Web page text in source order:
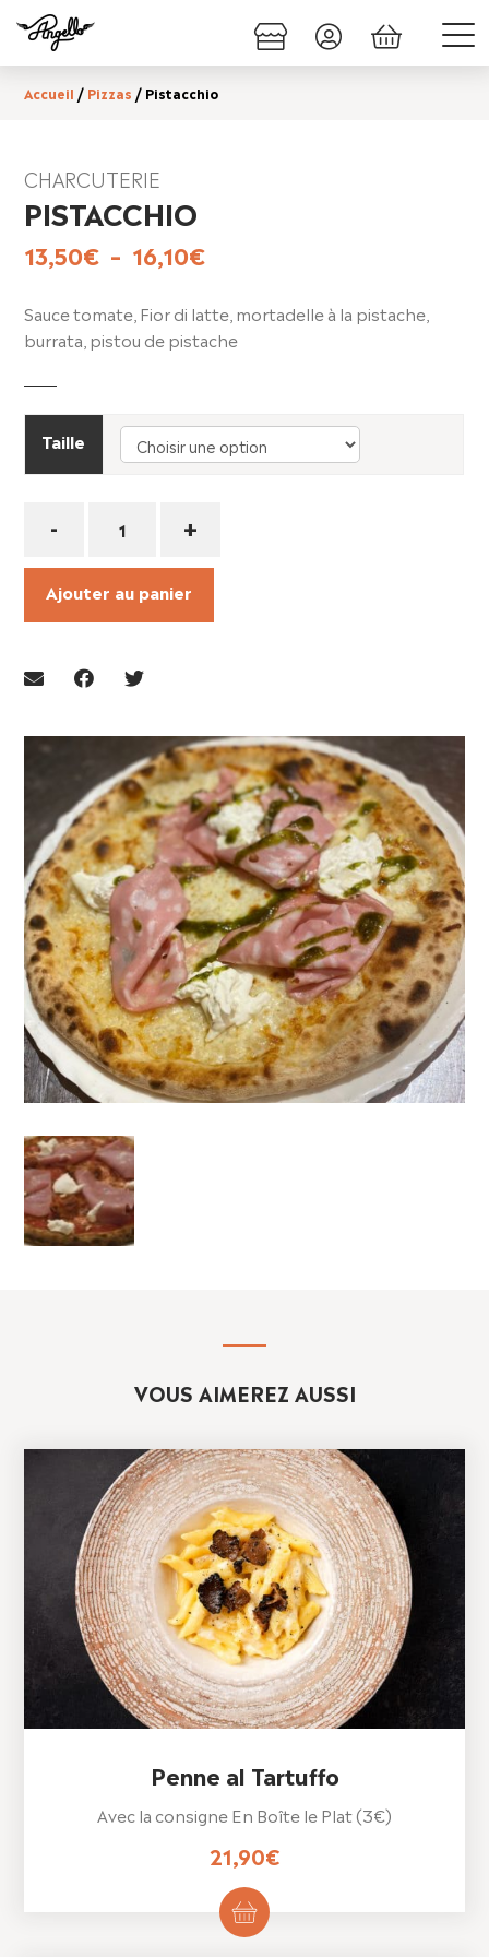
Accueil / Pizzas / Pistacchio
CHARCUTERIE
PISTACCHIO
13,50€ – 16,10€Plage
prix :
13,50€
à
Sauce tomate, Fior di latte, mortadelle à la pistache,
burrata, pistou de pistache
Taille
- +
Ajouter au panier
VOUS AIMEREZ AUSSI
Penne al Tartuffo
Avec la consigne En Boîte le Plat (3€)
21,90€